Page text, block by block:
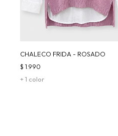
CHALECO FRIDA - ROSADO
+ 1 color
$ 1.990